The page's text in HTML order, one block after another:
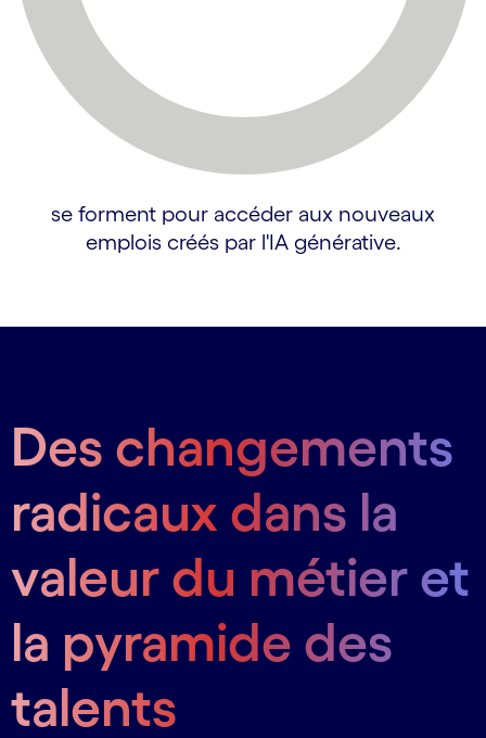
se forment pour accéder aux nouveaux
emplois créés par l'IA générative.
Des changements
radicaux dans la
valeur du métier et
la pyramide des
talents